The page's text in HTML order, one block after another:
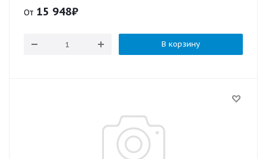
От 15 948₽
В корзину